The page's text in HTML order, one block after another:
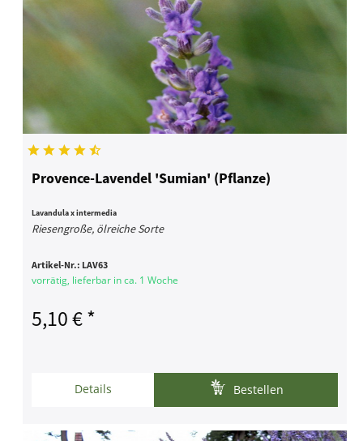
Provence-Lavendel 'Sumian' (Pflanze)
Lavandula x intermedia
Riesengroße, ölreiche Sorte
Artikel-Nr.: LAV63
vorrätig, lieferbar in ca. 1 Woche
5,10 € *
Details Bestellen